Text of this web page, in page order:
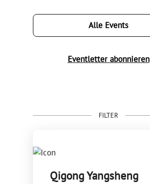
Alle Events
Eventletter abonnieren
FILTER
Qigong Yangsheng